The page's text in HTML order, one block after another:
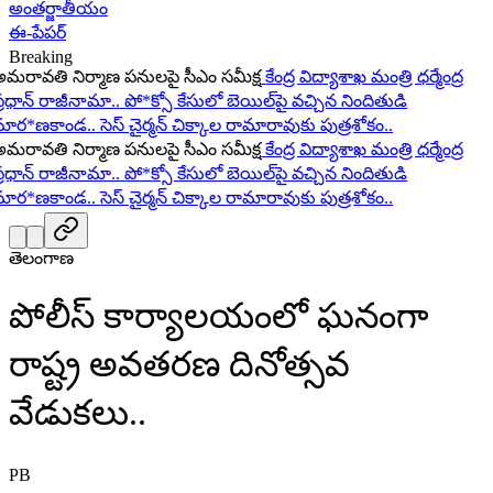
అంతర్జాతీయం
ఈ-పేపర్
Breaking
నిర్మాణ పనులపై సీఎం సమీక్ష కేంద్ర విద్యాశాఖ మంత్రి ధర్మేంద్ర
రాజీనామా.. పో*క్సో కేసులో బెయిల్‌పై వచ్చిన నిందితుడి
సెస్ చైర్మన్ చిక్కాల రామారావుకు పుత్రశోకం..
నిర్మాణ పనులపై సీఎం సమీక్ష కేంద్ర విద్యాశాఖ మంత్రి ధర్మేంద్ర
రాజీనామా.. పో*క్సో కేసులో బెయిల్‌పై వచ్చిన నిందితుడి
సెస్ చైర్మన్ చిక్కాల రామారావుకు పుత్రశోకం..
తెలంగాణ
పోలీస్ కార్యాలయంలో ఘనంగా
రాష్ట్ర అవతరణ దినోత్సవ
వేడుకలు..
PB